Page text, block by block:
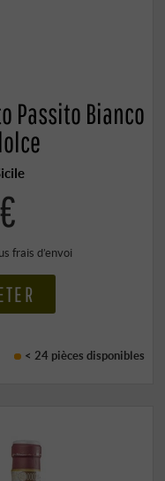
Passito Bianco
frais d’envoi
< 24 pièces disponibles